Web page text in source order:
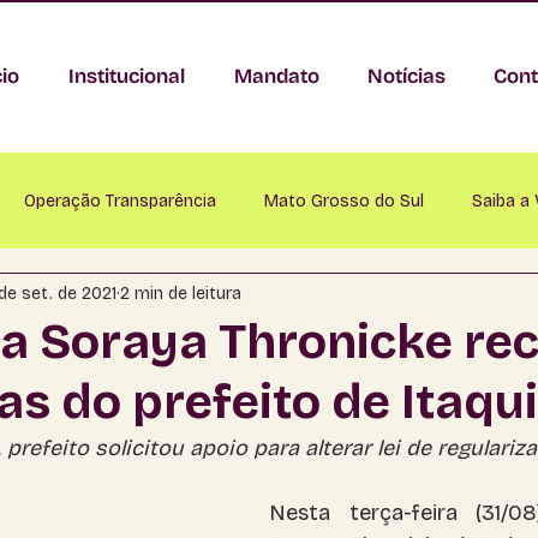
Institucional Mandato Notícias
Operação Transparência Mato Grosso do Sul Saiba a
Anaurilândia
Bataguassu Baytaporã Bela Vista Bodoquena
Soraya Thronicke
do prefeito de
set. de 2021 2 min de leitura
prefeito solicitou apoio para alterar lei de
Nesta terça-feira (31/